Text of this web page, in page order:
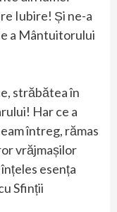
Iubire! Și ne-a
a Mântuitorului
străbătea în
Har ce a
întreg, rămas
vrăjmașilor
esența
Sfinții